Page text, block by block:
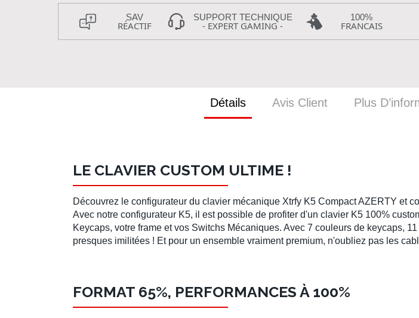
SAV
RÉACTIF
SUPPORT TECHNIQUE
- EXPERT GAMING -
100%
FRANCAIS
Détails
LE CLAVIER CUSTOM ULTIME !
Découvrez le configurateur du clavier mécanique Xtrfy K5 Compact AZERTY et
Avec notre configurateur K5, il est possible de profiter d'un clavier K5 100%
Keycaps, votre frame et vos Switchs Mécaniques. Avec 7 couleurs de keycaps,
presques imilitées ! Et pour un ensemble vraiment premium, n'oubliez pas les
FORMAT 65%, PERFORMANCES À 100%
Avis Client Plus